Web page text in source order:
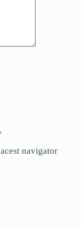
navigator